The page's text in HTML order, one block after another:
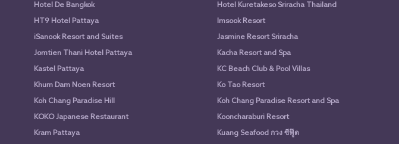
Hotel De Bangkok
Hotel Kuretakeso Sriracha Thailand
HT9 Hotel Pattaya
Imsook Resort
iSanook Resort and Suites
Jasmine Resort Sriracha
Jomtien Thani Hotel Pattaya
Kacha Resort and Spa
Kastel Pattaya
KC Beach Club & Pool Villas
Khum Dam Noen Resort
Ko Tao Resort
Koh Chang Paradise Hill
Koh Chang Paradise Resort and Spa
KOKO Japanese Restaurant
Kooncharaburi Resort
Kram Pattaya
Kuang Seafood กวง ซีฟู๊ด